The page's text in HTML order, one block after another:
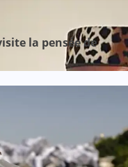
la pensée de